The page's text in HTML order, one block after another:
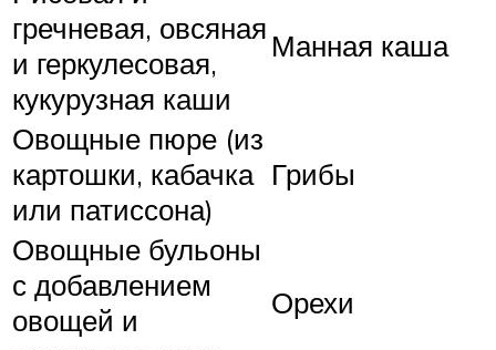
гречневая, овсяная
и геркулесовая,
кукурузная каши
Манная каша
Овощные пюре (из
картошки, кабачка
или патиссона)
Грибы
Овощные бульоны
с добавлением
овощей и
Орехи